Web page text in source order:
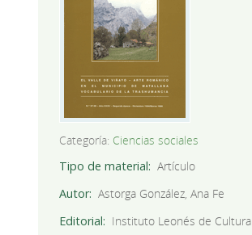
Categoría: Ciencias sociales
Tipo de material
Artículo
Autor
Astorga González, Ana Fe
Editorial
Instituto Leonés de Cultura